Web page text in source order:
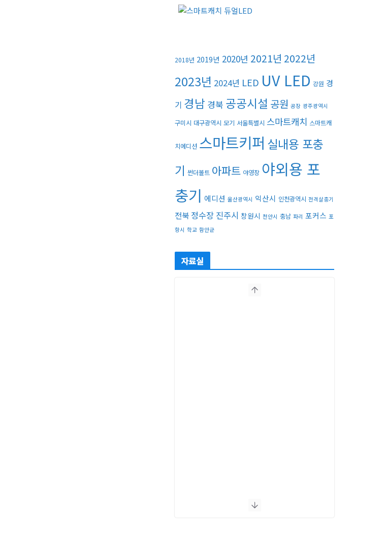
2018년 2019년 2020년 2021년 2022년
2023년 2024년 LED UV LED 강원 경
기 경남 경북 공공시설 공원 공장 광주광역시
구미시 대구광역시 모기 서울특별시 스마트캐치 스마트캐
치에디션 스마트키퍼 실내용 포충
기 썬더볼트 아파트 야영장 야외용 포
충기 에디션 울산광역시 익산시 인천광역시 전격살충기
전북 정수장 진주시 창원시 천안시 충남 파리 포커스 포
항시 학교 함안군
자료실